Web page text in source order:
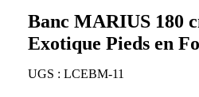
Banc MARIUS 180
Exotique Pieds en
UGS : LCEBM-11